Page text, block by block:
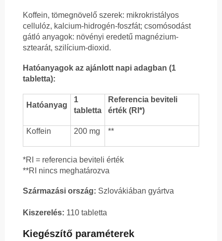
Koffein, tömegnövelő szerek: mikrokristályos
cellulóz, kalcium-hidrogén-foszfát; csomósodást
gátló anyagok: növényi eredetű magnézium-
sztearát, szilícium-dioxid.
Hatóanyagok az ajánlott napi adagban (1
tabletta):
Hatóanyag
1
tabletta
Referencia beviteli
érték (RI*)
Koffein 200 mg **
*RI = referencia beviteli érték
**RI nincs meghatározva
Származási ország: Szlovákiában gyártva
Kiszerelés: 110 tabletta
Kiegészítő paraméterek